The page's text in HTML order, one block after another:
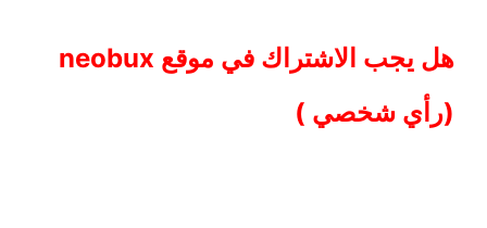
هل يجب الاشتراك في موقع neobux
(رأي شخصي )